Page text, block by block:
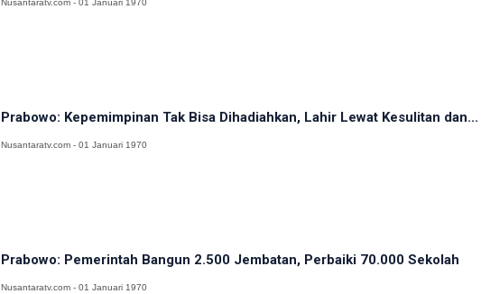
Nusantaratv.com - 01 Januari 1970
Prabowo: Kepemimpinan Tak Bisa Dihadiahkan, Lahir Lewat Kesulitan dan...
Nusantaratv.com - 01 Januari 1970
Prabowo: Pemerintah Bangun 2.500 Jembatan, Perbaiki 70.000 Sekolah
Nusantaratv.com - 01 Januari 1970